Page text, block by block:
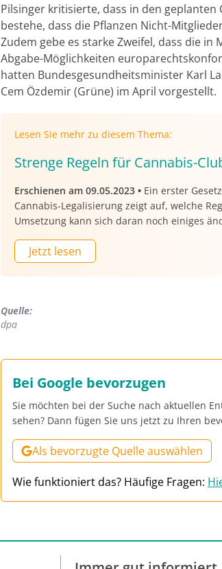
Pilsinger kritisierte, dass in den geplanten
bestehe, dass die Pflanzen Nicht-
Zudem gebe es starke Zweifel, dass die
Abgabe-Möglichkeiten
hatten Bundesgesundheitsminister Karl
Cem Özdemir (Grüne) im April vorgestellt.
Lesen Sie mehr zu diesem Thema:
Strenge Regeln für Cannabis-
Erschienen am 09.05.2023 • Ein erster
Cannabis-Legalisierung zeigt auf, welche
Umsetzung kann sich daran noch einiges
Jetzt lesen
Quelle:
dpa
Bei Google bevorzugen
Sie möchten bei der Suche nach aktuellen
sehen? Dann fügen Sie uns jetzt zu Ihren
Als bevorzugte Quelle auswählen
Wie funktioniert das? Häufige Fragen: